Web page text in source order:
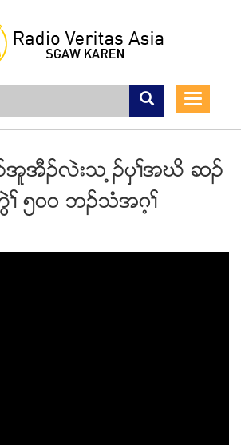
Toggle
ဥအူအီဥလဲးသ ့ဥပွႈအဃိ ဆဥ
၅၀၀ ဘဥသံအဂ့ႈ